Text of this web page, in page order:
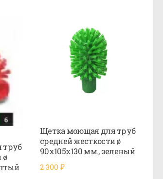
труб
ø
Щетка моющая для труб
средней жесткости ø
90х105х130 мм., зеленый
2 300₽